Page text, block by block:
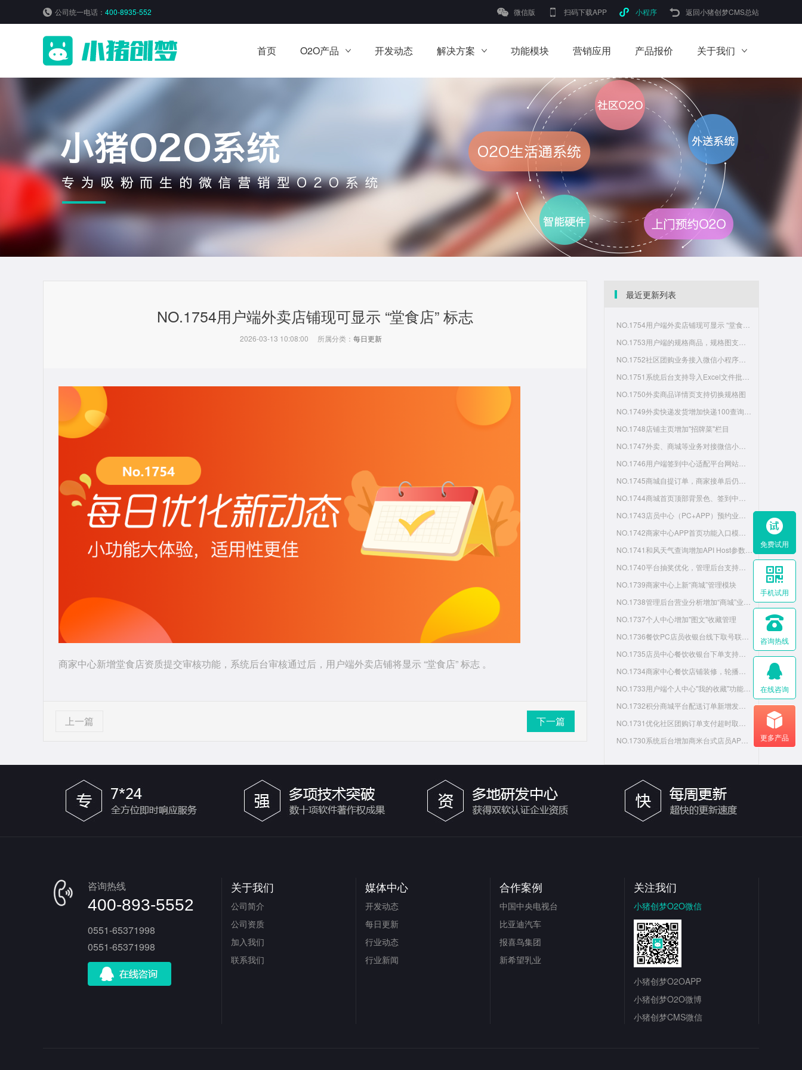
公司统一电话： 400-8935-552 微信版 扫码下载APP 小程序 返回小猪创梦CMS总站
首页 O2O产品 开发动态 解决方案 功能模块 营销应用 产品报价 关于我们
最近更新列表
NO.1750外卖商品详情页支持切换规格图
NO.1748店铺主页增加"招牌菜"栏目
NO.1739商家中心上新“商城”管理模块
NO.1737个人中心增加"图文"收藏管理
NO.1754用户端外卖店铺现可显示 “堂食店” 标志
2026-03-13 10:08:00 所属分类： 每日更新
商家中心新增堂食店资质提交审核功能，系统后台审核通过后，用户端外卖店铺将显示 “堂食店” 标志 。
下一篇
上一篇
咨询热线
400-893-5552
0551-65371998
0551-65371998
关于我们
公司简介
公司资质
加入我们
联系我们
媒体中心
开发动态
每日更新
行业动态
行业新闻
合作案例
中国中央电视台
比亚迪汽车
报喜鸟集团
新希望乳业
关注我们
小猪创梦O2O微信
小猪创梦O2OAPP
小猪创梦O2O微博
小猪创梦CMS微信
免费试用
手机试用
咨询热线
在线咨询
更多产品